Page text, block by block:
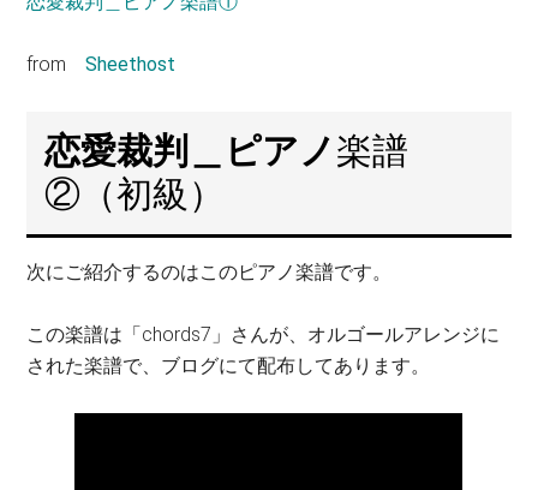
fromSheethost
恋愛裁判 ＿ピアノ楽譜
②（初級）
次にご紹介するのはこのピアノ楽譜です。
この楽譜は「chords7」さんが、オルゴールアレンジに
された楽譜で、ブログにて配布してあります。